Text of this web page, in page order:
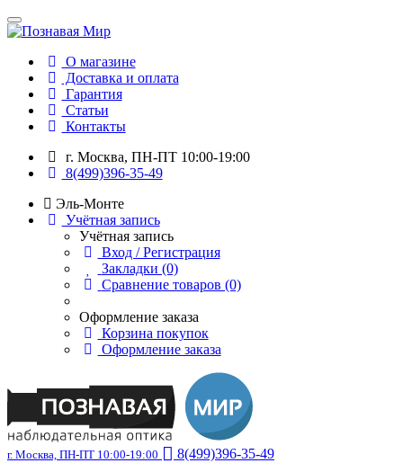
О магазине
Доставка и оплата
Гарантия
Статьи
Контакты
г. Москва, ПН-ПТ 10:00-19:00
8(499)396-35-49
Эль-Монте
Учётная запись
Учётная запись
Вход / Регистрация
Закладки (0)
Сравнение товаров (0)
Оформление заказа
Корзина покупок
Оформление заказа
г. Москва, ПН-ПТ 10:00-19:00
8(499)396-35-49